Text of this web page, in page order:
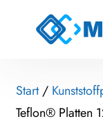
Start/
Teflon® Platten